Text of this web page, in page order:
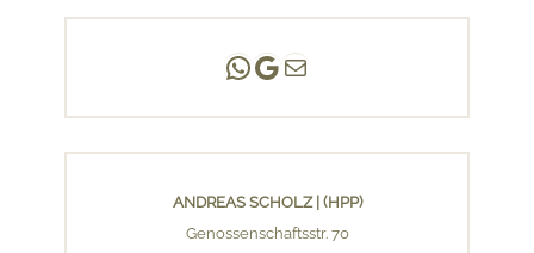
Andreas Scholz | (HPP)
Praxis Adlershof
E-Mail an mich ...
ANDREAS SCHOLZ | (HPP)
Genossenschaftsstr. 70